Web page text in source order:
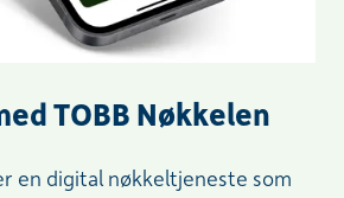
TOBB Nøkkelen
en digital nøkkeltjeneste som